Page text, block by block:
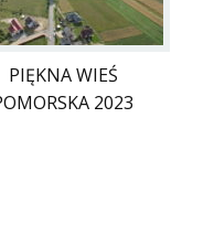
PIĘKNA WIEŚ
2023